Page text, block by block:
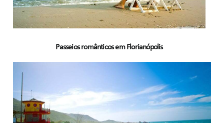
Passeios românticos em Florianópolis